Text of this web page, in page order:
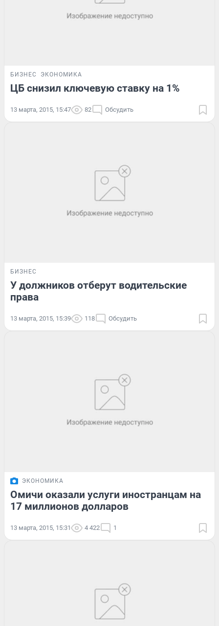
БИЗНЕС ЭКОНОМИКА
ЦБ снизил ключевую ставку на 1%
13 марта, 2015, 15:47 82 Обсудить
БИЗНЕС
У должников отберут водительские
права
13 марта, 2015, 15:39 118 Обсудить
ЭКОНОМИКА
Омичи оказали услуги иностранцам на
17 миллионов долларов
13 марта, 2015, 15:31 4 422 1